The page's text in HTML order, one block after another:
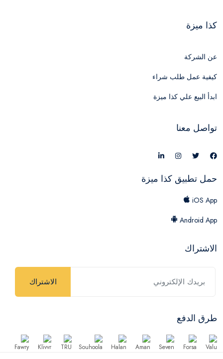
كذا ميزة
عن الشركة
كيفية عمل طلب شراء
ابدأ البيع علي كذا ميزة
تواصل معنا
حمل تطبيق كذا ميزة
iOS App
Android App
الاشتراك
الاشتراك
طرق الدفع